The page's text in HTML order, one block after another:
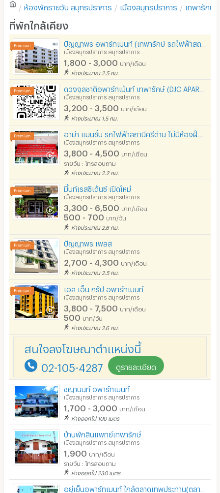
โซฟา
โต๊ะ - เก้าอี้ทำงาน
เตาปรุงอาหาร
อนุญาตให้เลี้ยงสัตว์
อนุญาตให้สูบบุหรี่ในห้องพัก
โทรศัพท์สายตรง
ที่จอดรถ
ที่จอดรถมอเตอร์ไซด์/จักรยาน
ลิฟต์
โรงยิม / ฟิตเนส
อินเทอร์เน็ตไร้สาย (WIFI) ในห้อง
มีระบบรักษาความปลอดภัย (keycard)
มีระบบรักษาความปลอดภัย (สแกนลายนิ้วมือ)
กล้องวงจรปิด (CCTV)
รปภ.
ร้านซัก-รีด / มีบริการเครื่องซักผ้า
ร้านทำผม-เสริมสวย
สถานี charge รถไฟฟ้า
เขียนรีวิวแรกของอพาร์ทเม้นท์นี้
ห้องพักรายวัน สมุทรปราการ เมืองสมุทรปราการ เทพารักษ์
ที่พักใกล้เคียง
เมืองสมุทรปราการ สมุทรปราการ
1,800 - 3,000 บาท/เดือน
ห่างประมาณ 2.5 กม.
เมืองสมุทรปราการ สมุทรปราการ
3,200 - 3,500 บาท/เดือน
ห่างประมาณ 1.5 กม.
เมืองสมุทรปราการ สมุทรปราการ
3,800 - 4,500 บาท/เดือน
รายวัน : โทรสอบถาม
ห่างประมาณ 2.2 กม.
มิ้นท์เรสซิเด้นซ์ เปิดใหม่
เมืองสมุทรปราการ สมุทรปราการ
3,300 - 6,500 บาท/เดือน
500 - 700 บาท/วัน
ห่างประมาณ 2.6 กม.
ปัญญาพร เพลส
เมืองสมุทรปราการ สมุทรปราการ
2,700 - 4,300 บาท/เดือน
ห่างประมาณ 2.5 กม.
เอส เอ็น กรุ๊ป อพาร์ทเมนท์
เมืองสมุทรปราการ สมุทรปราการ
3,800 - 7,500 บาท/เดือน
500 บาท/วัน
ห่างประมาณ 2.6 กม.
สนใจลงโฆษณาตำแหน่งนี้
02-105-4287 ดูรายละเอียด
ชญานนท์ อพาร์ทเมนท์
เมืองสมุทรปราการ สมุทรปราการ
1,700 - 3,000 บาท/เดือน
ห่างออกไป 100 เมตร
บ้านพักสินแพทย์เทพารักษ์
เมืองสมุทรปราการ สมุทรปราการ
1,900 บาท/เดือน
รายวัน : โทรสอบถาม
ห่างออกไป 230 เมตร